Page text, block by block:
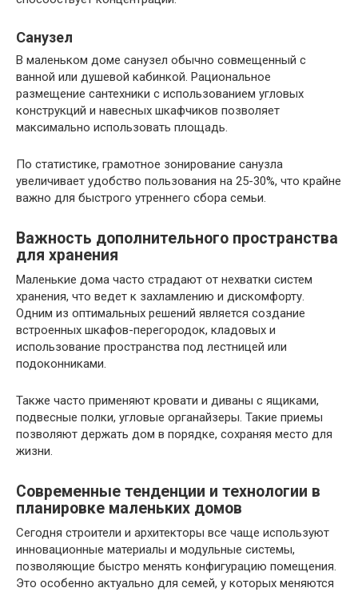
Санузел
В маленьком доме санузел обычно совмещенный с
ванной или душевой кабинкой. Рациональное
размещение сантехники с использованием угловых
конструкций и навесных шкафчиков позволяет
максимально использовать площадь.
По статистике, грамотное зонирование санузла
увеличивает удобство пользования на 25-30%, что крайне
важно для быстрого утреннего сбора семьи.
Важность дополнительного пространства
для хранения
Маленькие дома часто страдают от нехватки систем
хранения, что ведет к захламлению и дискомфорту.
Одним из оптимальных решений является создание
встроенных шкафов-перегородок, кладовых и
использование пространства под лестницей или
подоконниками.
Также часто применяют кровати и диваны с ящиками,
подвесные полки, угловые органайзеры. Такие приемы
позволяют держать дом в порядке, сохраняя место для
жизни.
Современные тенденции и технологии в
планировке маленьких домов
Сегодня строители и архитекторы все чаще используют
инновационные материалы и модульные системы,
позволяющие быстро менять конфигурацию помещения.
Это особенно актуально для семей, у которых меняются